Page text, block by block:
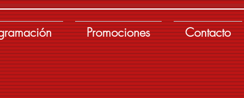
Promociones Contacto